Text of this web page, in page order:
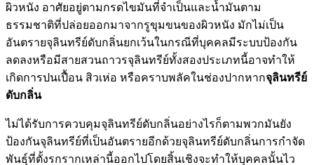
ผิวหนัง อาศัยอยู่ตามกรดไขมันที่จำเป็นและน้ำมันตาม
ธรรมชาติที่ปล่อยออกมาจากรูขุมขนของผิวหนัง มักไม่เป็น
อันตรายจุลินทรีย์ดับกลิ่นยกเว้นในกรณีที่บุคคลมีระบบป้องกัน
ลดลงหรือมีสายสวนถาวรจุลินทรีย์ทั้งสองประเภทนี้อาจทำให้
เกิดการปนเปื้อน สิวเห่อ หรือคราบพลัคในช่องปากหากจุลินทรีย์
ดับกลิ่น
ไม่ได้รับการควบคุมจุลินทรีย์ดับกลิ่นอย่างไรก็ตามพวกมันยัง
ป้องกันจุลินทรีย์ที่เป็นอันตรายอีกด้วยจุลินทรีย์ดับกลิ่นการกำจัด
พันธุ์ที่ตั้งรกรากเหล่านี้ออกไปโดยสิ้นเชิงจะทำให้บุคคลนั้นไว